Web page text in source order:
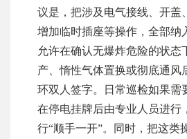
议是，把涉及电气接线、开盖
增加临时插座等操作，全部纳
允许在确认无爆炸危险的状态
产、惰性气体置换或彻底通风
环双人签字。日常巡检如果需
在停电挂牌后由专业人员进行
行“顺手一开”。同时，把这类